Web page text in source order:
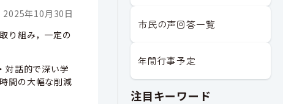
2025年10月30日
り組み，一定の
対話的で深い学
間の大幅な削減
市民の声回答一覧
年間行事予定
注目キーワード